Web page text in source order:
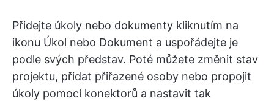
Přidejte úkoly nebo dokumenty kliknutím na
ikonu Úkol nebo Dokument a uspořádejte je
podle svých představ. Poté můžete změnit stav
projektu, přidat přiřazené osoby nebo propojit
úkoly pomocí konektorů a nastavit tak